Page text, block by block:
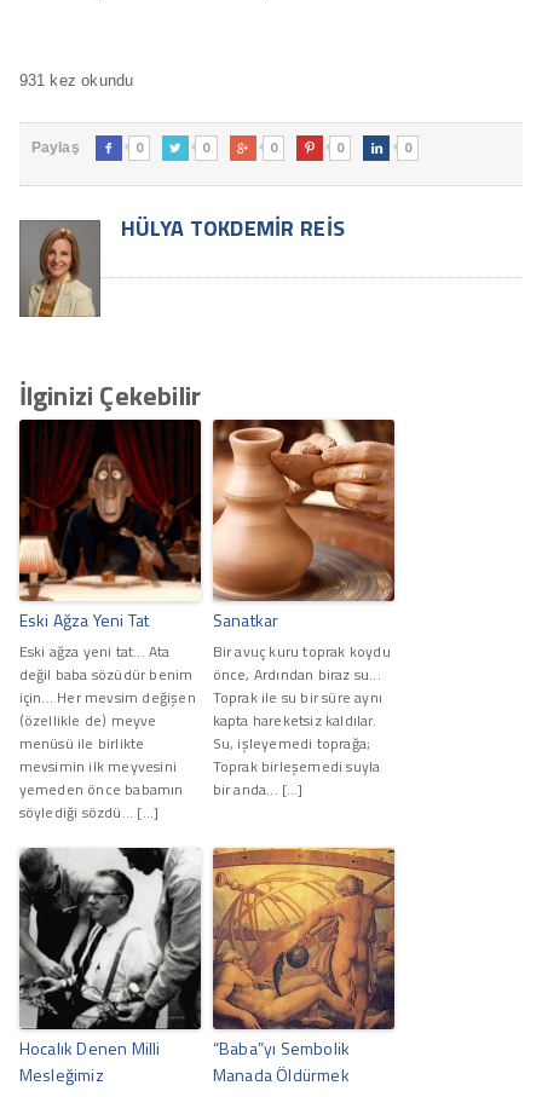
931 kez okundu
Paylaş  0  0  0  0  0
HÜLYA TOKDEMIR REIS
İlginizi Çekebilir
Eski Ağza Yeni Tat
Eski ağza yeni tat... Ata
değil baba sözüdür benim
için... Her mevsim değişen
(özellikle de) meyve
menüsü ile birlikte
mevsimin ilk meyvesini
yemeden önce babamın
söylediği sözdü... […]
Sanatkar
Bir avuç kuru toprak koydu
önce, Ardından biraz su...
Toprak ile su bir süre aynı
kapta hareketsiz kaldılar.
Su, işleyemedi toprağa;
Toprak birleşemedi suyla
bir anda... […]
Hocalık Denen Milli
Mesleğimiz
“Baba”yı Sembolik
Manada Öldürmek